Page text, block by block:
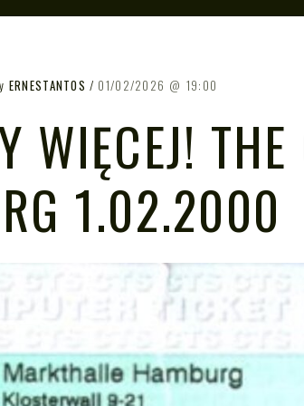
ERNESTANTOS 01/02/2026 19:00
WIĘCEJ! THE
1.02.2000